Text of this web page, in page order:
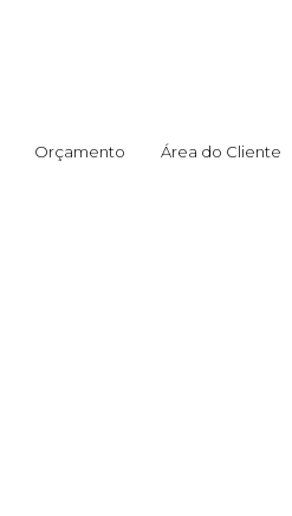
Orçamento Área do Cliente